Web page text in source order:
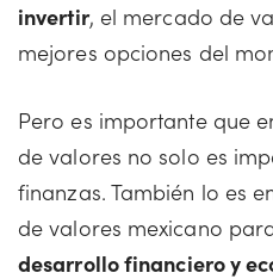
invertir, el mercado de
mejores opciones del
Pero es importante que
de valores no solo es
finanzas. También lo es
de valores mexicano
desarrollo financiero y